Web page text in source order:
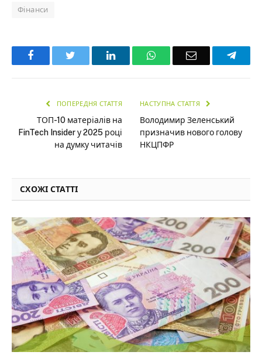
Фінанси
Facebook LinkedInWhatsAppEmail
ПОПЕРЕДНЯ СТАТТЯ
ТОП-10 матеріалів на
FinTech Insider у 2025 році
на думку читачів
НАСТУПНА СТАТТЯ
Володимир Зеленський
призначив нового голову
НКЦПФР
СХОЖІ СТАТТІ